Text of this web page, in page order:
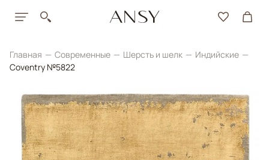
Главная Современные Шерсть и шелк
Индийские
Coventry №5822